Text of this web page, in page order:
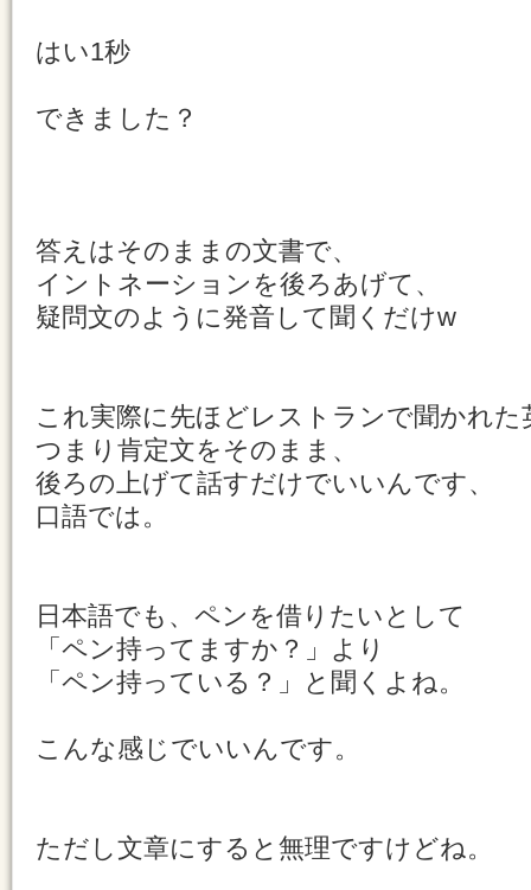
はい1秒
できました？
答えはそのままの文書で、
イントネーションを後ろあげて、
疑問文のように発音して聞くだけw
これ実際に先ほどレストランで聞かれた
つまり肯定文をそのまま、
後ろの上げて話すだけでいいんです、
口語では。
日本語でも、ペンを借りたいとして
「ペン持ってますか？」より
「ペン持っている？」と聞くよね。
こんな感じでいいんです。
ただし文章にすると無理ですけどね。